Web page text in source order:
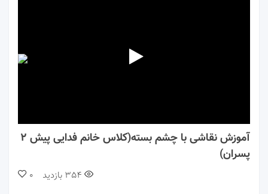
آموزش نقاشی با چشم بسته(کلاس خانم فدایی پیش ۲
پسران)
0 354 بازدید